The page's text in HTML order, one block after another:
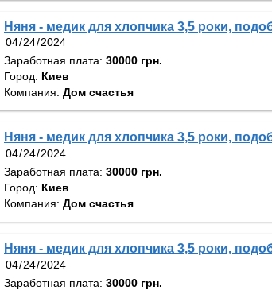
Няня - медик для хлопчика 3,5 роки,
Заработная плата: 30000 грн.
Город: Киев
Компания: Дом счастья
Няня - медик для хлопчика 3,5 роки,
Заработная плата: 30000 грн.
Город: Киев
Компания: Дом счастья
Няня - медик для хлопчика 3,5 роки,
Заработная плата: 30000 грн.